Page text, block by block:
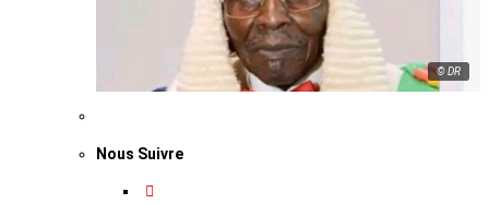
© DR
Nous Suivre